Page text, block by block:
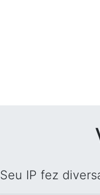
Seu IP fez